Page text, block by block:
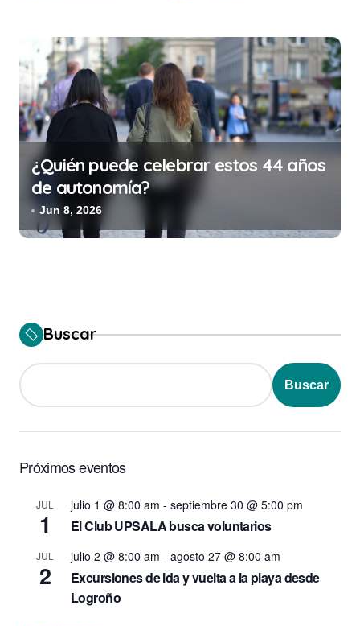
¿Quién puede celebrar estos 44 años
de autonomía?
Jun 8, 2026
Buscar
Buscar
Próximos eventos
JUL
1
julio 1 @ 8:00 am - septiembre 30 @ 5:00 pm
El Club UPSALA busca voluntarios
JUL
2
julio 2 @ 8:00 am - agosto 27 @ 8:00 am
Excursiones de ida y vuelta a la playa desde
Logroño